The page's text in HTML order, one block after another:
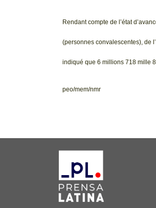
Rendant compte de l’état
(personnes convalescentes), de
indiqué que 6 millions 718 mille
peo/mem/nmr